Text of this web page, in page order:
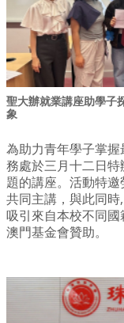
聖大辦就業講座助學子
象
為助力青年學子掌
務處於三月十二日
題的講座。活動特
共同主講，與此同
吸引來自本校不同
澳門基金會贊助。